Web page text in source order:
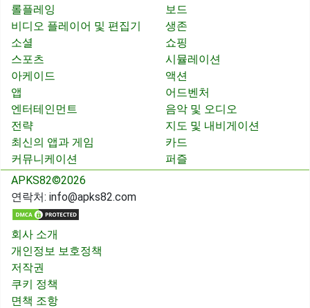
롤플레잉
보드
비디오 플레이어 및 편집기
생존
소셜
쇼핑
스포츠
시뮬레이션
아케이드
액션
앱
어드벤처
엔터테인먼트
음악 및 오디오
전략
지도 및 내비게이션
최신의 앱과 게임
카드
커뮤니케이션
퍼즐
APKS82©2026
연락처: info@apks82.com
회사 소개
개인정보 보호정책
저작권
쿠키 정책
면책 조항